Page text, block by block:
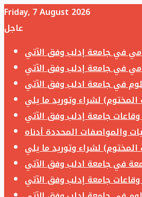
Friday, 7 August 2026
عاجل